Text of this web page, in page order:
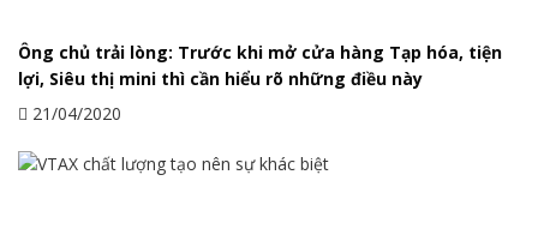
Ông chủ trải lòng: Trước khi mở cửa hàng Tạp hóa, tiện
lợi, Siêu thị mini thì cần hiểu rõ những điều này
21/04/2020